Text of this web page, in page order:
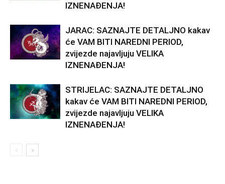
IZNENAĐENJA!
JARAC: SAZNAJTE DETALJNO kakav
će VAM BITI NAREDNI PERIOD,
zvijezde najavljuju VELIKA
IZNENAĐENJA!
STRIJELAC: SAZNAJTE DETALJNO
kakav će VAM BITI NAREDNI PERIOD,
zvijezde najavljuju VELIKA
IZNENAĐENJA!